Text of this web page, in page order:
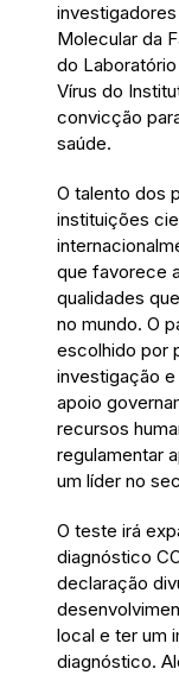
Molecular da
do
Vírus do
convicção
saúde.
O talento dos
instituições
que favorece
qualidades
no mundo. O
escolhido por
investigação
apoio
recursos
regulamentar
um líder no
O teste irá
diagnóstico
declaração
local e ter um
diagnóstico.